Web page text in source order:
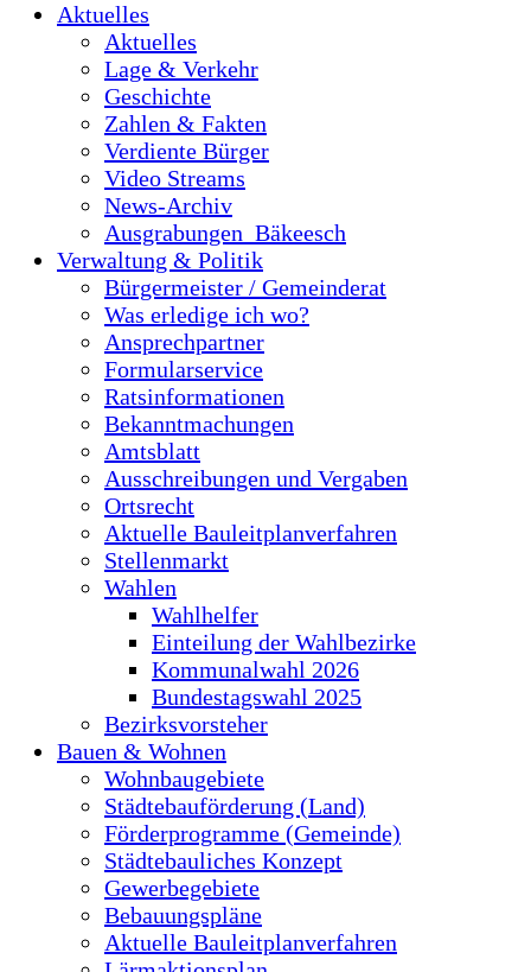
Aktuelles
Aktuelles
Lage & Verkehr
Geschichte
Zahlen & Fakten
Verdiente Bürger
Video Streams
News-Archiv
Ausgrabungen_Bäkeesch
Verwaltung & Politik
Bürgermeister / Gemeinderat
Was erledige ich wo?
Ansprechpartner
Formularservice
Ratsinformationen
Bekanntmachungen
Amtsblatt
Ausschreibungen und Vergaben
Ortsrecht
Aktuelle Bauleitplanverfahren
Stellenmarkt
Wahlen
Wahlhelfer
Einteilung der Wahlbezirke
Kommunalwahl 2026
Bundestagswahl 2025
Bezirksvorsteher
Bauen & Wohnen
Wohnbaugebiete
Städtebauförderung (Land)
Förderprogramme (Gemeinde)
Städtebauliches Konzept
Gewerbegebiete
Bebauungspläne
Aktuelle Bauleitplanverfahren